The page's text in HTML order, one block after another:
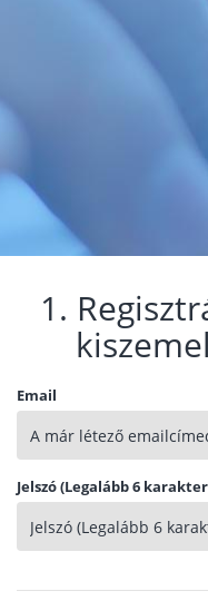
1.
Email
Jelszó (Legalább 6